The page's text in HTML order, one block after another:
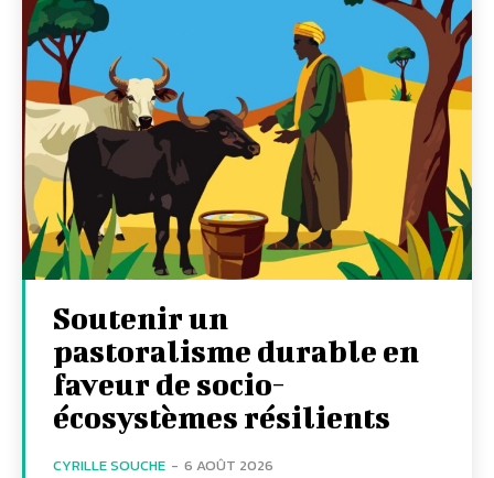
Soutenir un
pastoralisme durable en
faveur de socio-
écosystèmes résilients
CYRILLE SOUCHE - 6 AOÛT 2026